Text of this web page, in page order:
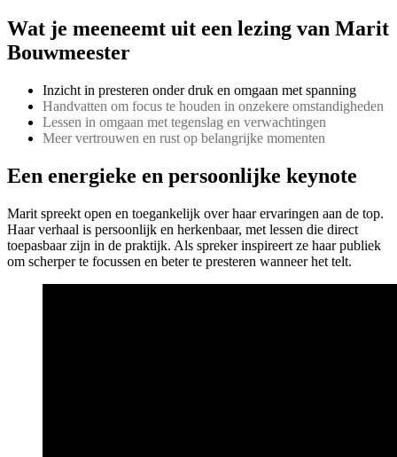
Wat je meeneemt uit een lezing van Marit
Bouwmeester
Inzicht in presteren onder druk en omgaan met spanning
Handvatten om focus te houden in onzekere omstandigheden
Lessen in omgaan met tegenslag en verwachtingen
Meer vertrouwen en rust op belangrijke momenten
Een energieke en persoonlijke keynote
Marit spreekt open en toegankelijk over haar ervaringen aan de top.
Haar verhaal is persoonlijk en herkenbaar, met lessen die direct
toepasbaar zijn in de praktijk. Als spreker inspireert ze haar publiek
om scherper te focussen en beter te presteren wanneer het telt.